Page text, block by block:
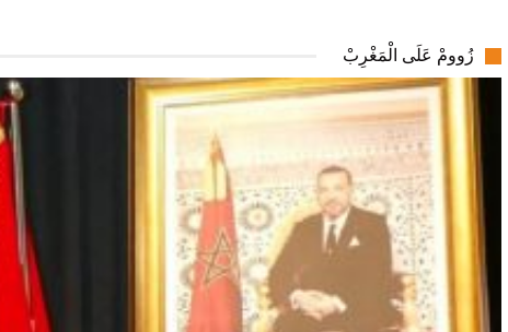
زُوومْ عَلَى الْمَغْرِبْ